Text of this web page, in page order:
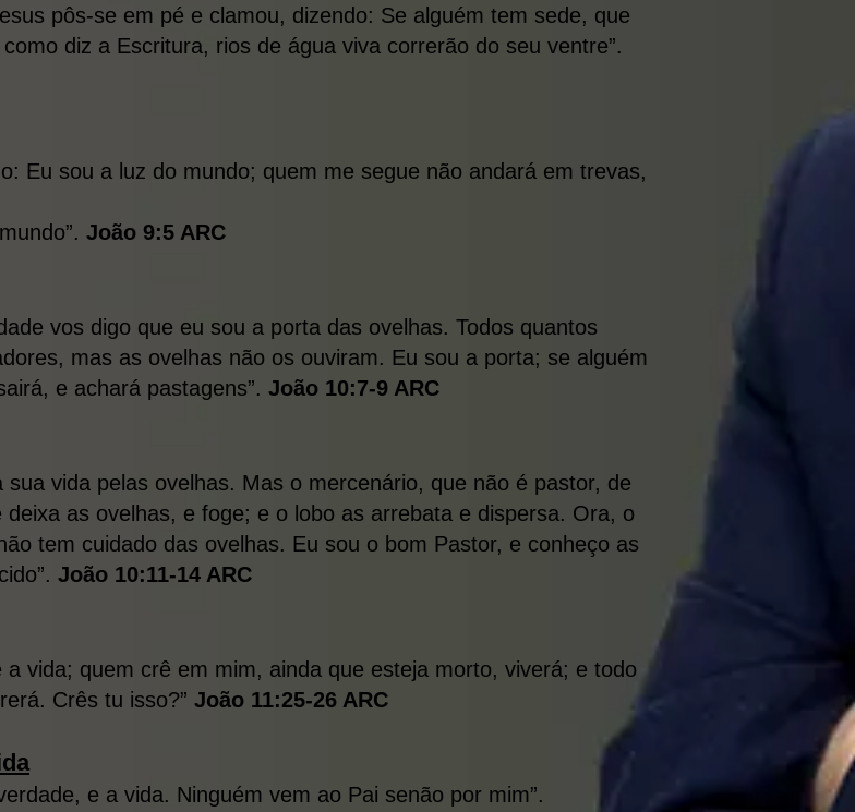
pôs-se em pé e clamou, dizendo: Se alguém tem sede, que
diz a Escritura, rios de água viva correrão do seu ventre”.
Eu sou a luz do mundo; quem me segue não andará em trevas,
João 9:5 ARC
vos digo que eu sou a porta das ovelhas. Todos quantos
mas as ovelhas não os ouviram. Eu sou a porta; se alguém
e achará pastagens”. João 10:7-9 ARC
vida pelas ovelhas. Mas o mercenário, que não é pastor, de
as ovelhas, e foge; e o lobo as arrebata e dispersa. Ora, o
tem cuidado das ovelhas. Eu sou o bom Pastor, e conheço as
João 10:11-14 ARC
vida; quem crê em mim, ainda que esteja morto, viverá; e todo
Crês tu isso?” João 11:25-26 ARC
e a vida. Ninguém vem ao Pai senão por mim”.